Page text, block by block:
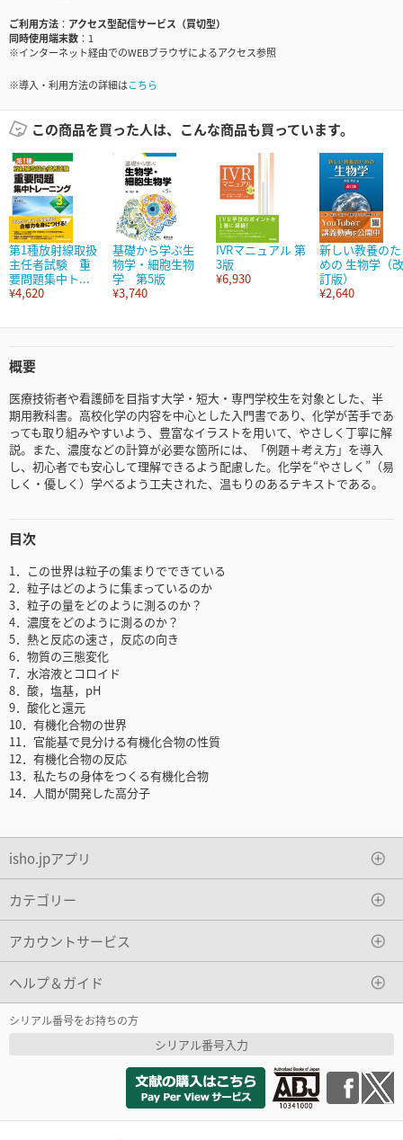
ご利用方法
アクセス型配信サービス（買切型）
同時使用端末数
1
※インターネット経由でのWEBブラウザによるアクセス参照
※導入・利用方法の詳細はこちら
この商品を買った人は、こんな商品も買っています。
第1種放射線取扱
主任者試験 重
要問題集中ト...
¥4,620
基礎から学ぶ生
物学・細胞生物
学 第5版
¥3,740
IVRマニュアル 第
3版
¥6,930
新しい教養のた
めの 生物学（改
訂版）
¥2,640
概要
医療技術者や看護師を目指す大学・短大・専門学校生を対象とした、半
期用教科書。高校化学の内容を中心とした入門書であり、化学が苦手であ
っても取り組みやすいよう、豊富なイラストを用いて、やさしく丁寧に解
説。また、濃度などの計算が必要な箇所には、「例題＋考え方」を導入
し、初心者でも安心して理解できるよう配慮した。化学を“やさしく”（易
しく・優しく）学べるよう工夫された、温もりのあるテキストである。
目次
1．この世界は粒子の集まりでできている
2．粒子はどのように集まっているのか
3．粒子の量をどのように測るのか？
4．濃度をどのように測るのか？
5．熱と反応の速さ，反応の向き
6．物質の三態変化
7．水溶液とコロイド
8．酸，塩基，pH
9．酸化と還元
10．有機化合物の世界
11．官能基で見分ける有機化合物の性質
12．有機化合物の反応
13．私たちの身体をつくる有機化合物
14．人間が開発した高分子
isho.jpアプリ
カテゴリー
アカウントサービス
ヘルプ＆ガイド
シリアル番号をお持ちの方
シリアル番号入力